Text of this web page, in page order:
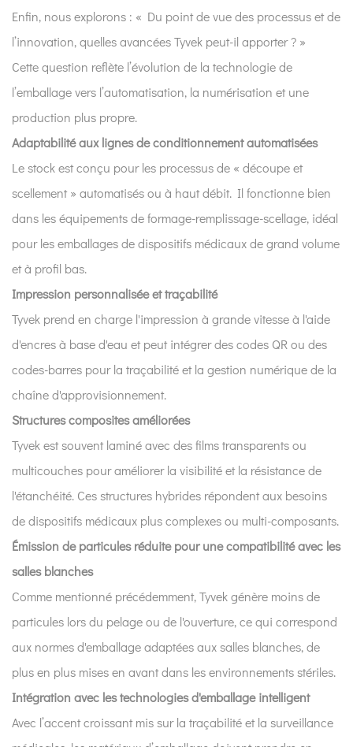
Enfin, nous explorons : « Du point de vue des processus et de
l’innovation, quelles avancées Tyvek peut-il apporter ? »
Cette question reflète l’évolution de la technologie de
l’emballage vers l’automatisation, la numérisation et une
production plus propre.
Adaptabilité aux lignes de conditionnement automatisées
Le stock est conçu pour les processus de « découpe et
scellement » automatisés ou à haut débit. Il fonctionne bien
dans les équipements de formage-remplissage-scellage, idéal
pour les emballages de dispositifs médicaux de grand volume
et à profil bas.
Impression personnalisée et traçabilité
Tyvek prend en charge l'impression à grande vitesse à l'aide
d'encres à base d'eau et peut intégrer des codes QR ou des
codes-barres pour la traçabilité et la gestion numérique de la
chaîne d'approvisionnement.
Structures composites améliorées
Tyvek est souvent laminé avec des films transparents ou
multicouches pour améliorer la visibilité et la résistance de
l'étanchéité. Ces structures hybrides répondent aux besoins
de dispositifs médicaux plus complexes ou multi-composants.
Émission de particules réduite pour une compatibilité avec les
salles blanches
Comme mentionné précédemment, Tyvek génère moins de
particules lors du pelage ou de l'ouverture, ce qui correspond
aux normes d'emballage adaptées aux salles blanches, de
plus en plus mises en avant dans les environnements stériles.
Intégration avec les technologies d'emballage intelligent
Avec l’accent croissant mis sur la traçabilité et la surveillance